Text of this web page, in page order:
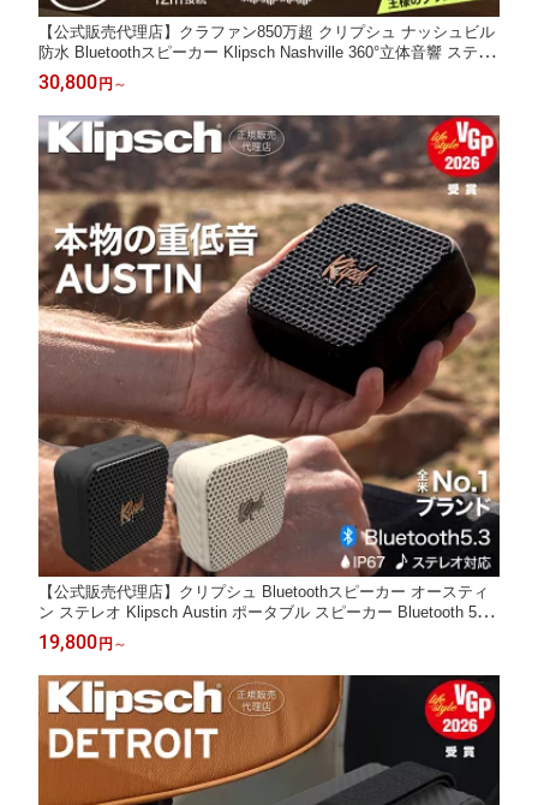
【公式販売代理店】クラファン850万超 クリプシュ ナッシュビル
防水 Bluetoothスピーカー Klipsch Nashville 360°立体音響 ステレ
オ再生 24H連続再生 Bluetooth 5.3 防塵 IP67 マイク通話 モバイ
ルバッテリー 充電器 専用ケース 牛革 レザー
30,800 円 ～
【公式販売代理店】クリプシュ Bluetoothスピーカー オースティ
ン ステレオ Klipsch Austin ポータブル スピーカー Bluetooth 5.3
防塵 防水 IP67 10台同時再生 取り付けストラップ付き
19,800 円 ～